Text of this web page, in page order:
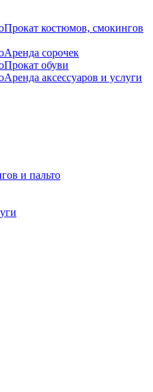
Прокат костюмов, смокингов
Аренда сорочек
Прокат обуви
Аренда аксессуаров и услуги
и пальто